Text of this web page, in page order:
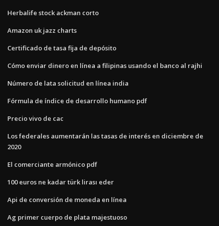
Herbalife stock ackman corto
Amazon uk jazz charts
Certificado de tasa fija de depósito
Cómo enviar dinero en línea a filipinas usando el banco al rajhi
Número de lata solicitud en línea india
Fórmula de índice de desarrollo humano pdf
Precio vivo de cac
Los federales aumentarán las tasas de interés en diciembre de
2020
El comerciante armónico pdf
100 euros ne kadar türk lirası eder
Api de conversión de moneda en línea
Ag primer cuerpo de plata majestuoso